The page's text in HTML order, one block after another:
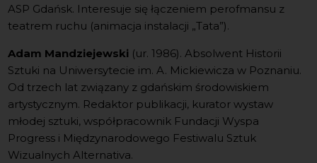
ASP Gdańsk. Interesuje się łączeniem perofmansu z
teatrem ruchu (animacja instalacji „Tata”).
Adam Mandziejewski (ur. 1986). Absolwent Historii
Sztuki na Uniwersytecie im. A. Mickiewicza w Poznaniu.
Od trzech lat związany z gdańskim środowiskiem
artystycznym. Redaktor publikacji, kurator wystaw
młodej sztuki, współpracownik Fundacji Wyspa
Progress i Międzynarodowego Festiwalu Sztuk
Wizualnych Alternativa.